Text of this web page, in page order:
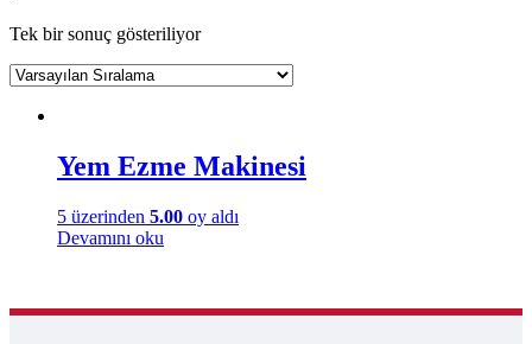
Tek bir sonuç gösteriliyor
Yem Ezme Makinesi
5 üzerinden 5.00 oy aldı
Devamını oku